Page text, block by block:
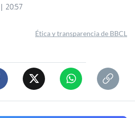
20:57
Ética y transparencia de BBCL